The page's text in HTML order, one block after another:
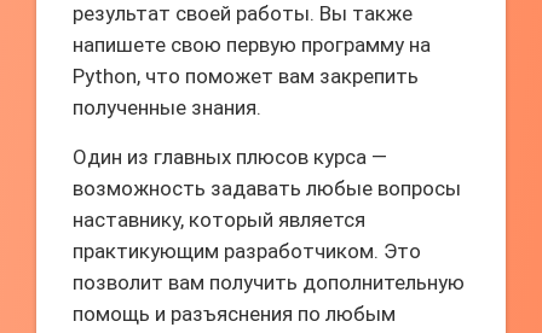
результат своей работы. Вы также
напишете свою первую программу на
Python, что поможет вам закрепить
полученные знания.
Один из главных плюсов курса —
возможность задавать любые вопросы
наставнику, который является
практикующим разработчиком. Это
позволит вам получить дополнительную
помощь и разъяснения по любым